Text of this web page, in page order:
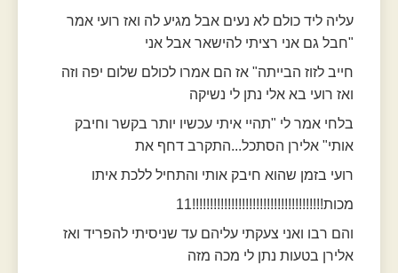
עליה ליד כולם לא נעים אבל מגיע לה ואז רועי אמר
"חבל גם אני רציתי להישאר אבל אני
חייב לזוז הבייתה" אז הם אמרו לכולם שלום יפה וזה
ואז רועי בא אלי נתן לי נשיקה
בלחי אמר לי "תהיי איתי עכשיו יותר בקשר וחיבק
אותי" אלירן הסתכל...התקרב דחף את
רועי בזמן שהוא חיבק אותי והתחיל ללכת איתו
מכות!!!!!!!!!!!!!!!!!!!!!!!!!!!!!!!!!!!!!11
והם רבו ואני צעקתי עליהם עד שניסיתי להפריד ואז
אלירן בטעות נתן לי מכה מזה